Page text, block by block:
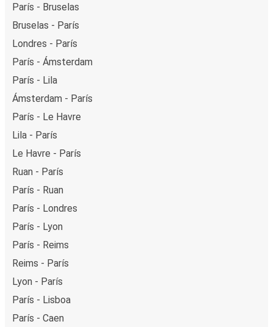
París - Bruselas
Bruselas - París
Londres - París
París - Ámsterdam
París - Lila
Ámsterdam - París
París - Le Havre
Lila - París
Le Havre - París
Ruan - París
París - Ruan
París - Londres
París - Lyon
París - Reims
Reims - París
Lyon - París
París - Lisboa
París - Caen